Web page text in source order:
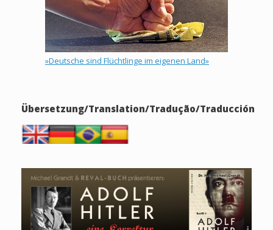
»Deutsche sind Flüchtlinge im eigenen Land»
Übersetzung/Translation/Tradução/Traducción